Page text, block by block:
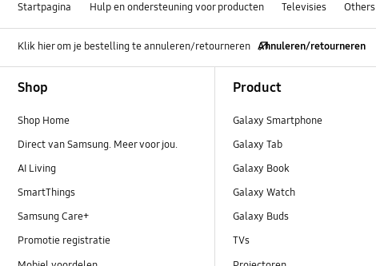
Startpagina Hulp en ondersteuning voor producten Televisies Others
Klik hier om je bestelling te annuleren/retourneren Annuleren/retourneren
Shop
Shop Home
Direct van Samsung. Meer voor jou.
AI Living
SmartThings
Samsung Care+
Promotie registratie
Product
Galaxy Smartphone
Galaxy Tab
Galaxy Book
Galaxy Watch
Galaxy Buds
TVs